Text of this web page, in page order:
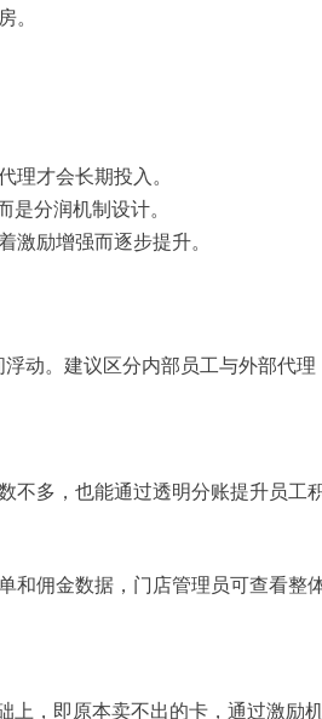
。
理才会长期投入。
是分润机制设计。
激励增强而逐步提升。
动。建议区分内部员工与外部代
多，也能通过透明分账提升员工积
和佣金数据，门店管理员可查看整
上，即原本卖不出的卡，通过激励